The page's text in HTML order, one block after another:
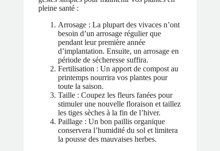
pleine santé :
Arrosage : La plupart des vivaces n’ont
besoin d’un arrosage régulier que
pendant leur première année
d’implantation. Ensuite, un arrosage en
période de sécheresse suffira.
Fertilisation : Un apport de compost au
printemps nourrira vos plantes pour
toute la saison.
Taille : Coupez les fleurs fanées pour
stimuler une nouvelle floraison et taillez
les tiges sèches à la fin de l’hiver.
Paillage : Un bon paillis organique
conservera l’humidité du sol et limitera
la pousse des mauvaises herbes.